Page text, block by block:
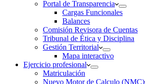
Portal de Transparencia
Cargas Funcionales
Balances
Comisión Revisora de Cuentas
Tribunal de Ética y Disciplina
Gestión Territorial
Mapa interactivo
Ejercicio profesional
Matriculación
Nuevo Motor de Calculo (NMC)